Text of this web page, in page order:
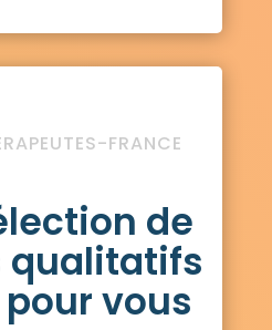
FRANCE
de
qualitatifs
vous